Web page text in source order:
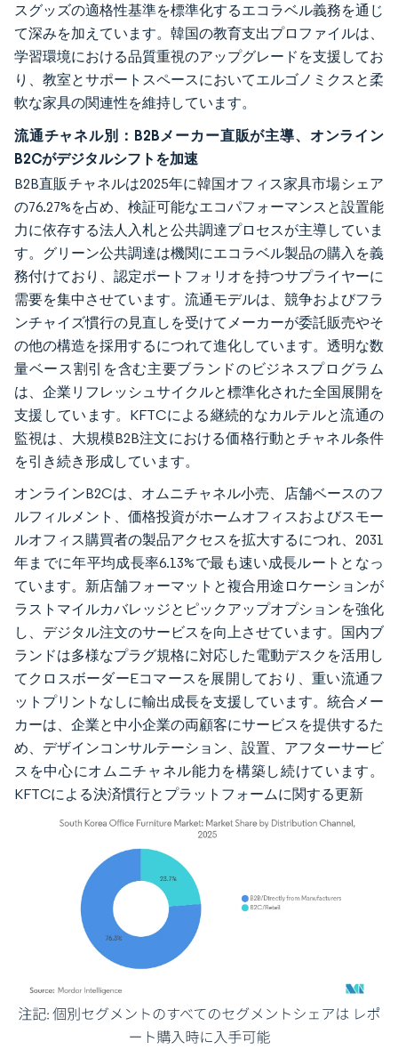
スグッズの適格性基準を標準化するエコラベル義務を通じ
て深みを加えています。韓国の教育支出プロファイルは、
学習環境における品質重視のアップグレードを支援してお
り、教室とサポートスペースにおいてエルゴノミクスと柔
軟な家具の関連性を維持しています。
流通チャネル別：B2Bメーカー直販が主導、オンライン
B2Cがデジタルシフトを加速
B2B直販チャネルは2025年に韓国オフィス家具市場シェア
の76.27%を占め、検証可能なエコパフォーマンスと設置能
力に依存する法人入札と公共調達プロセスが主導していま
す。グリーン公共調達は機関にエコラベル製品の購入を義
務付けており、認定ポートフォリオを持つサプライヤーに
需要を集中させています。流通モデルは、競争およびフラ
ンチャイズ慣行の見直しを受けてメーカーが委託販売やそ
の他の構造を採用するにつれて進化しています。透明な数
量ベース割引を含む主要ブランドのビジネスプログラム
は、企業リフレッシュサイクルと標準化された全国展開を
支援しています。KFTCによる継続的なカルテルと流通の
監視は、大規模B2B注文における価格行動とチャネル条件
を引き続き形成しています。
オンラインB2Cは、オムニチャネル小売、店舗ベースのフ
ルフィルメント、価格投資がホームオフィスおよびスモー
ルオフィス購買者の製品アクセスを拡大するにつれ、2031
年までに年平均成長率6.13%で最も速い成長ルートとなっ
ています。新店舗フォーマットと複合用途ロケーションが
ラストマイルカバレッジとピックアップオプションを強化
し、デジタル注文のサービスを向上させています。国内ブ
ランドは多様なプラグ規格に対応した電動デスクを活用し
てクロスボーダーEコマースを展開しており、重い流通フ
ットプリントなしに輸出成長を支援しています。統合メー
カーは、企業と中小企業の両顧客にサービスを提供するた
め、デザインコンサルテーション、設置、アフターサービ
スを中心にオムニチャネル能力を構築し続けています。
KFTCによる決済慣行とプラットフォームに関する更新
画像 © Mordor Intelligence。再利用にはCC BY 4.0の表示が必要です。